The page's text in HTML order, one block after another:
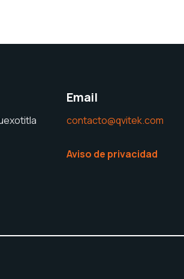
Email
contacto@qvitek.com
Aviso de privacidad